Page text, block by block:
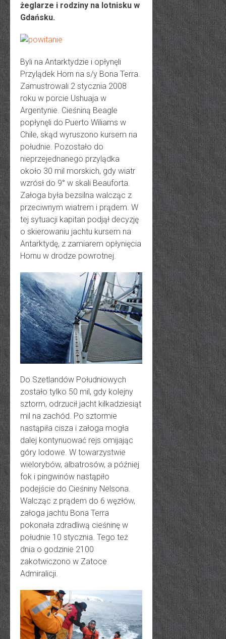
żeglarze i rodziny na lotnisku w
Gdańsku.
Byli na Antarktydzie i opłynęli
Przylądek Horn na s/y Bona Terra.
Zamustrowali 2 stycznia 2008
roku w porcie Ushuaja w
Argentynie. Cieśniną Beagle
popłynęli do Puerto Wiliams w
Chile, skąd wyruszono kursem na
południe. Pozostało do
nieprzejednanego przylądka
około 30 mil morskich, gdy wiatr
wzrósł do 9° w skali Beauforta.
Załoga była bezsilna walcząc z
przeciwnym wiatrem i prądem. W
tej sytuacji kapitan podjął decyzję
o skierowaniu jachtu kursem na
Antarktydę, z zamiarem opłynięcia
Hornu w drodze powrotnej.
Do Szetlandów Południowych
zostało tylko 50 mil, gdy kolejny
sztorm, odrzucił jacht kilkadziesiąt
mil na zachód. Po sztormie
nastąpiła cisza i załoga mogła
dalej kontynuować rejs omijając
góry lodowe. W towarzystwie
wielorybów, albatrosów, a później
fok i pingwinów nastąpiło
podejście do Cieśniny Nelsona.
Walcząc z prądem do 6 węzłów,
załoga jachtu Bona Terra
pokonała zdradliwą cieśninę w
południe 10 stycznia. Tego też
dnia o godzinie 2100
zakotwiczono w Zatoce
Admiralicji.